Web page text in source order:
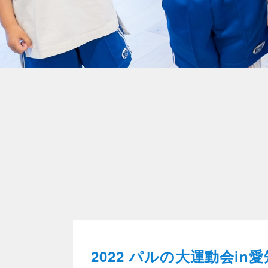
2022 パルの大運動会in愛